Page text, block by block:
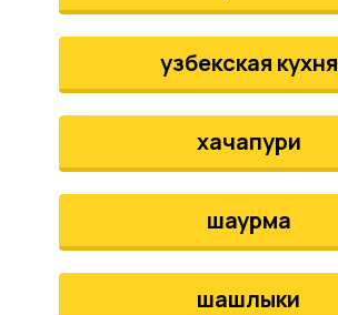
узбекская кухня
хачапури
шаурма
шашлыки